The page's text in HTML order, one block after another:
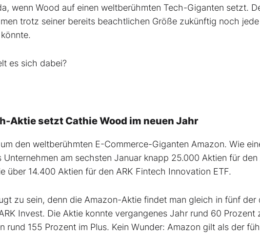
wenn Wood auf einen weltberühmten Tech-Giganten setzt.
trotz seiner bereits beachtlichen Größe zukünftig noch
es sich dabei?
Aktie setzt Cathie Wood im neuen Jahr
den weltberühmten E-Commerce-Giganten Amazon. Wie
am sechsten Januar knapp 25.000 Aktien für den
über 14.400 Aktien für den ARK Fintech Innovation ETF.
zu sein, denn die Amazon-Aktie findet man gleich in fünf der
Invest. Die Aktie konnte vergangenes Jahr rund 60 Prozent
rund 155 Prozent im Plus. Kein Wunder: Amazon gilt als der